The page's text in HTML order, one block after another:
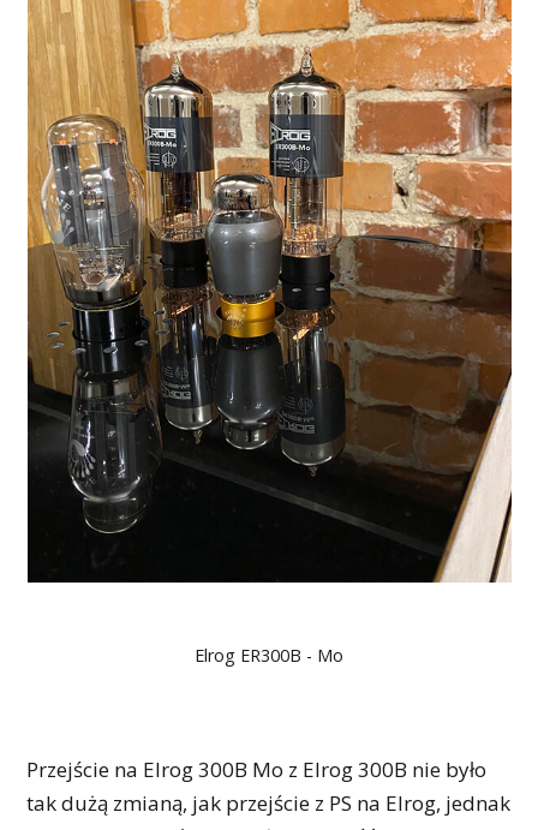
Elrog ER300B - Mo
Przejście na Elrog 300B Mo z Elrog 300B nie było
tak dużą zmianą, jak przejście z PS na Elrog, jednak